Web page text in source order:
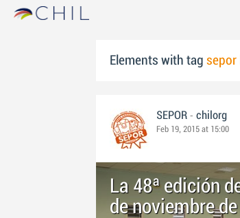
Elements with tag sepor
SEPOR - chilorg
Feb 19, 2015 at 15:00
La 48ª edición
de noviembre